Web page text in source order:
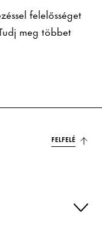
felelősséget
meg többet
FELFELÉ